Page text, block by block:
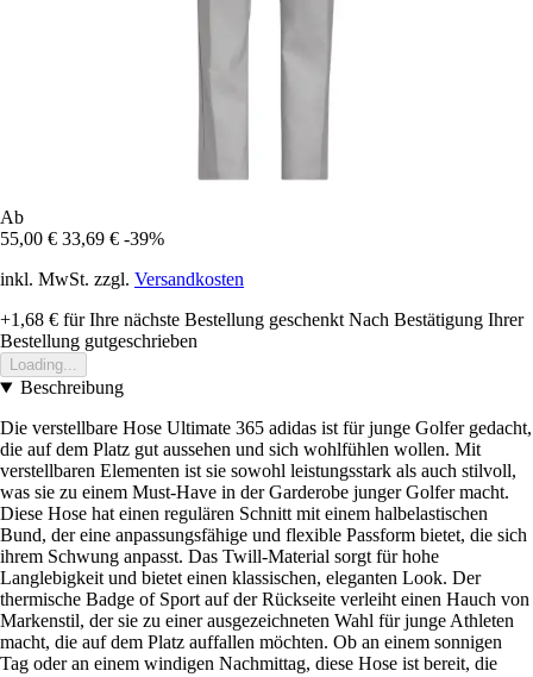
Ab
55,00 € 33,69 € -39%
inkl. MwSt. zzgl. Versandkosten
+1,68 € für Ihre nächste Bestellung geschenkt Nach Bestätigung Ihrer
Bestellung gutgeschrieben
Loading...
Beschreibung
Die verstellbare Hose Ultimate 365 adidas ist für junge Golfer gedacht,
die auf dem Platz gut aussehen und sich wohlfühlen wollen. Mit
verstellbaren Elementen ist sie sowohl leistungsstark als auch stilvoll,
was sie zu einem Must-Have in der Garderobe junger Golfer macht.
Diese Hose hat einen regulären Schnitt mit einem halbelastischen
Bund, der eine anpassungsfähige und flexible Passform bietet, die sich
ihrem Schwung anpasst. Das Twill-Material sorgt für hohe
Langlebigkeit und bietet einen klassischen, eleganten Look. Der
thermische Badge of Sport auf der Rückseite verleiht einen Hauch von
Markenstil, der sie zu einer ausgezeichneten Wahl für junge Athleten
macht, die auf dem Platz auffallen möchten. Ob an einem sonnigen
Tag oder an einem windigen Nachmittag, diese Hose ist bereit, die